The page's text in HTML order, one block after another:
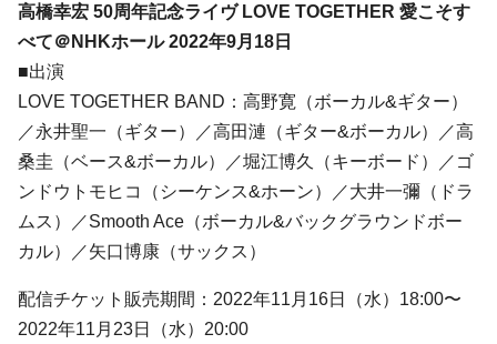
高橋幸宏 50周年記念ライヴ LOVE TOGETHER 愛こそす
べて＠NHKホール 2022年9月18日
■出演
LOVE TOGETHER BAND：高野寛（ボーカル&ギター）
／永井聖一（ギター）／高田漣（ギター&ボーカル）／高
桑圭（ベース&ボーカル）／堀江博久（キーボード）／ゴ
ンドウトモヒコ（シーケンス&ホーン）／大井一彌（ドラ
ムス）／Smooth Ace（ボーカル&バックグラウンドボー
カル）／矢口博康（サックス）
配信チケット販売期間：2022年11月16日（水）18:00〜
2022年11月23日（水）20:00